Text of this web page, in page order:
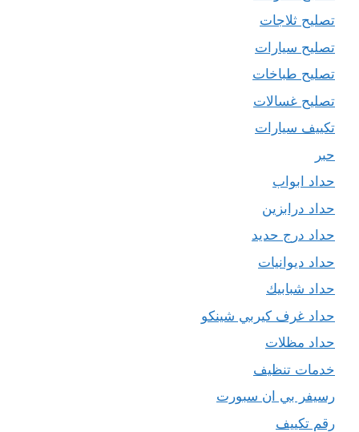
تصليح ثلاجات
تصليح سيارات
تصليح طباخات
تصليح غسالات
تكييف سيارات
حبر
حداد ابواب
حداد درابزين
حداد درج حديد
حداد ديوانيات
حداد شبابيك
حداد غرف كيربي شينكو
حداد مظلات
خدمات تنظيف
رسيفر بي ان سبورت
رقم تكييف